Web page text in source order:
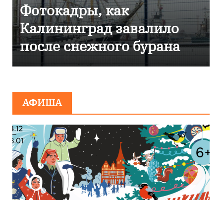
Фоторепортаж как в
Калининграде
эвакуировали ТЦ из-за
сообщения о
АФИША